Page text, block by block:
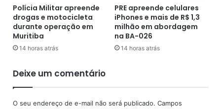
c
o
s
a
t
a
,
n
n
t
e
Polícia Militar apreende
drogas e motocicleta
durante operação em
Muritiba
14 horas atrás
PRE apreende celulares
iPhones e mais de R$ 1,3
milhão em abordagem
na BA-026
14 horas atrás
Deixe um comentário
O seu endereço de e-mail não será publicado. Campos